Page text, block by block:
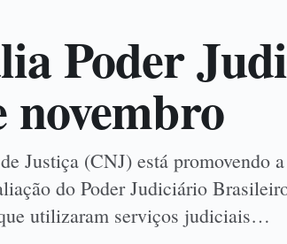
Poder
novembro
Justiça (CNJ) está promovendo a
do Poder Judiciário
utilizaram serviços judiciais…